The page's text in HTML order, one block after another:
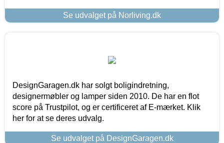
Se udvalget på Norliving.dk
DesignGaragen.dk har solgt boligindretning,
designermøbler og lamper siden 2010. De har en flot
score på Trustpilot, og er certificeret af E-mærket. Klik
her for at se deres udvalg.
Se udvalget på DesignGaragen.dk